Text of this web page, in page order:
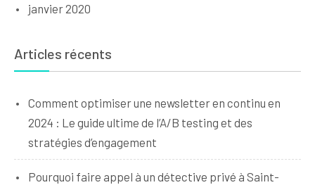
janvier 2020
Articles récents
Comment optimiser une newsletter en continu en
2024 : Le guide ultime de l’A/B testing et des
stratégies d’engagement
Pourquoi faire appel à un détective privé à Saint-